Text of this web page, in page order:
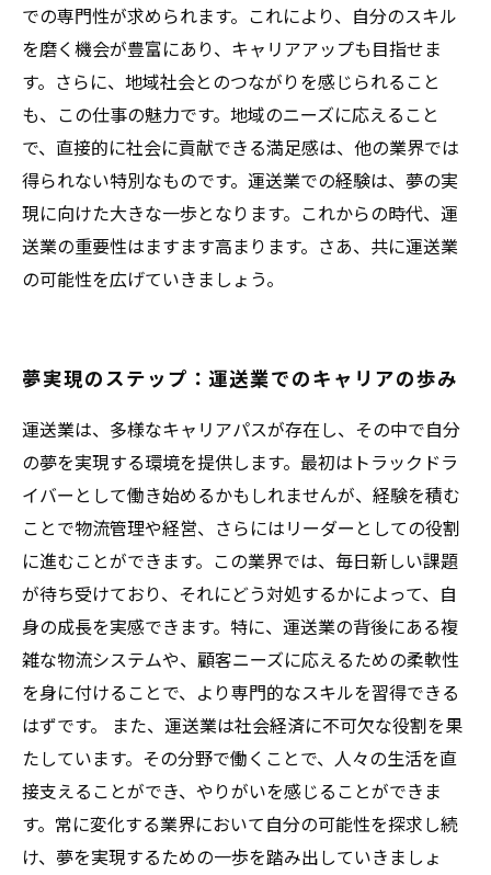
での専門性が求められます。これにより、自分のスキル
を磨く機会が豊富にあり、キャリアアップも目指せま
す。さらに、地域社会とのつながりを感じられること
も、この仕事の魅力です。地域のニーズに応えること
で、直接的に社会に貢献できる満足感は、他の業界では
得られない特別なものです。運送業での経験は、夢の実
現に向けた大きな一歩となります。これからの時代、運
送業の重要性はますます高まります。さあ、共に運送業
の可能性を広げていきましょう。
夢実現のステップ：運送業でのキャリアの歩み
運送業は、多様なキャリアパスが存在し、その中で自分
の夢を実現する環境を提供します。最初はトラックドラ
イバーとして働き始めるかもしれませんが、経験を積む
ことで物流管理や経営、さらにはリーダーとしての役割
に進むことができます。この業界では、毎日新しい課題
が待ち受けており、それにどう対処するかによって、自
身の成長を実感できます。特に、運送業の背後にある複
雑な物流システムや、顧客ニーズに応えるための柔軟性
を身に付けることで、より専門的なスキルを習得できる
はずです。 また、運送業は社会経済に不可欠な役割を果
たしています。その分野で働くことで、人々の生活を直
接支えることができ、やりがいを感じることができま
す。常に変化する業界において自分の可能性を探求し続
け、夢を実現するための一歩を踏み出していきましょ